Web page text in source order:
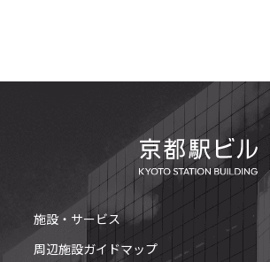
施設・サービス
周辺施設ガイドマップ